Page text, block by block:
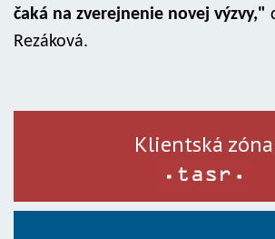
čaká na zverejnenie novej výzvy,"
Rezáková.
Klientská zóna